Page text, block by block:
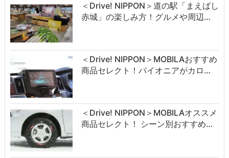
＜Drive! NIPPON＞道の駅「まえばし
赤城」の楽しみ方！グルメや周辺…
＜Drive! NIPPON＞MOBILAおすすめ
商品セレクト！パイオニアがカロ…
＜Drive! NIPPON＞MOBILAオススメ
商品セレクト！ シーン別おすすめ…